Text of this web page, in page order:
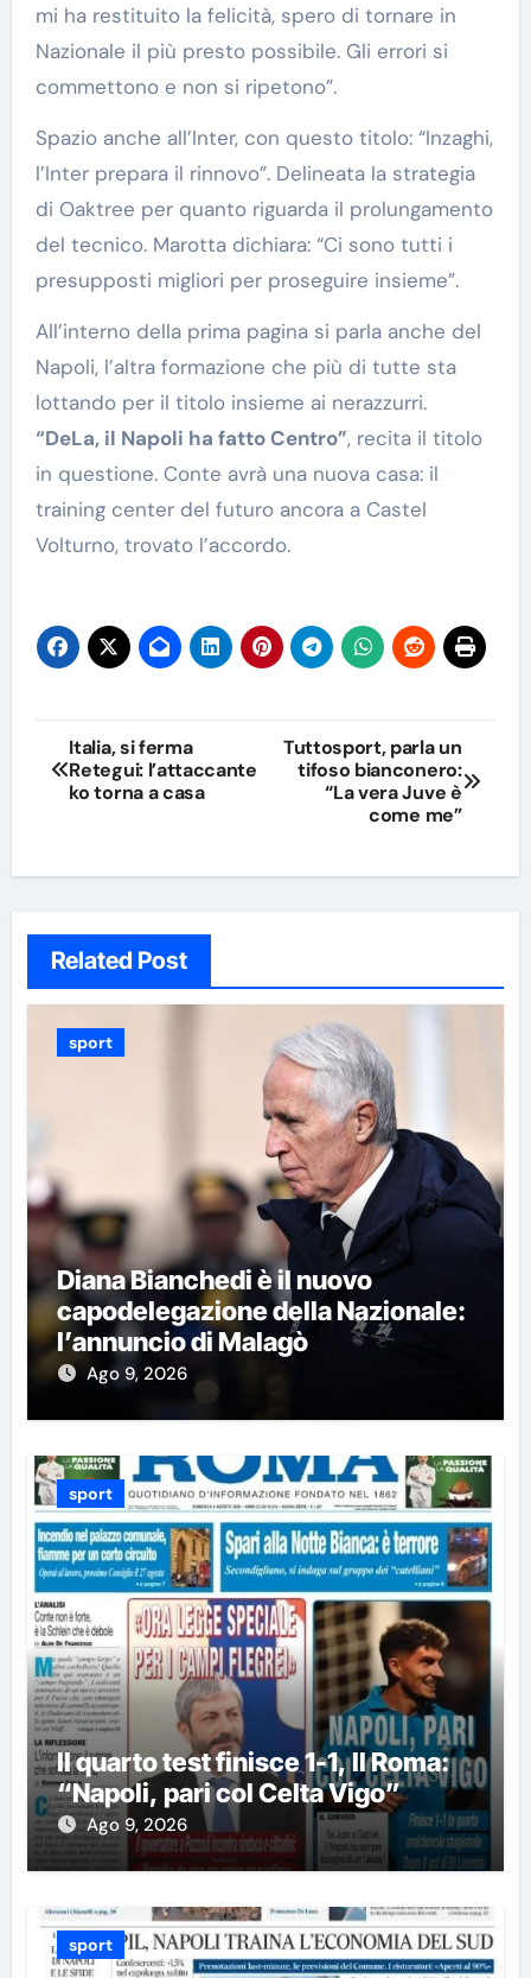
mi ha restituito la felicità, spero di tornare in
Nazionale il più presto possibile. Gli errori si
commettono e non si ripetono”.
Spazio anche all’Inter, con questo titolo: “Inzaghi,
l’Inter prepara il rinnovo”. Delineata la strategia
di Oaktree per quanto riguarda il prolungamento
del tecnico. Marotta dichiara: “Ci sono tutti i
presupposti migliori per proseguire insieme”.
All’interno della prima pagina si parla anche del
Napoli, l’altra formazione che più di tutte sta
lottando per il titolo insieme ai nerazzurri.
“DeLa, il Napoli ha fatto Centro”, recita il titolo
in questione. Conte avrà una nuova casa: il
training center del futuro ancora a Castel
Volturno, trovato l’accordo.
Navigazione
articoli
Italia, si ferma
Retegui: l’attaccante
ko torna a casa
Tuttosport, parla un
tifoso bianconero:
“La vera Juve è
come me”
Related Post
sport
Diana Bianchedi è il nuovo
capodelegazione della Nazionale:
l’annuncio di Malagò
Ago 9, 2026
sport
Il quarto test finisce 1-1, Il Roma:
“Napoli, pari col Celta Vigo”
Ago 9, 2026
sport